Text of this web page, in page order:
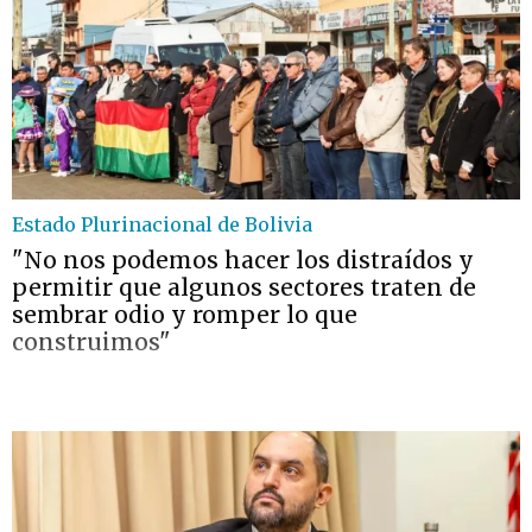
Estado Plurinacional de Bolivia
"No nos podemos hacer los distraídos y
permitir que algunos sectores traten de
sembrar odio y romper lo que
construimos"